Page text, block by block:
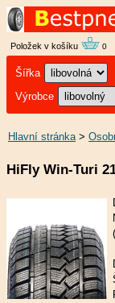
Položek v košíku 0
Šířka
Výrobce
Hlavní stránka>
HiFly Win-Turi